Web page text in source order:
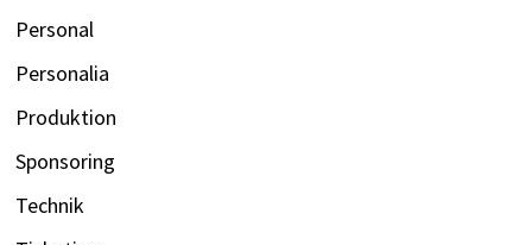
Personal
Personalia
Produktion
Sponsoring
Technik